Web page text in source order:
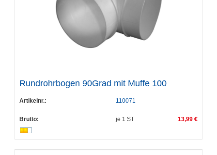
Rundrohrbogen 90Grad mit Muffe 100
Artikelnr.: 110071
Brutto: je 1 ST 13,99 €